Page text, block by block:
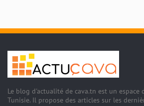
Le blog d'actualité de cava.tn est un espace
Tunisie. Il propose des articles sur les